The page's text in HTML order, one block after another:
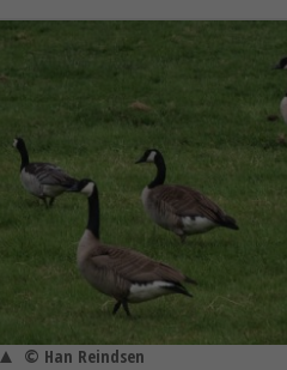
© Han Reindsen